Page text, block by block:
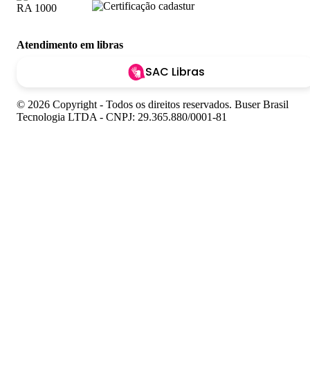
Atendimento em libras
SAC Libras
© 2026 Copyright - Todos os direitos reservados. Buser Brasil
Tecnologia LTDA - CNPJ: 29.365.880/0001-81